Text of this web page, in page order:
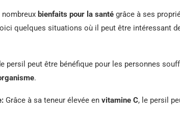
bienfaits pour la santé grâce à ses
quelques situations où il peut être intéressant
persil peut être bénéfique pour les personnes
.
Grâce à sa teneur élevée en vitamine C, le persil